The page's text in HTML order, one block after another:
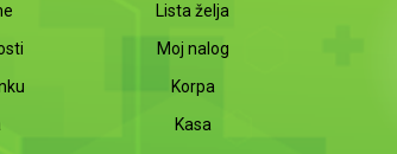
Lista želja
Moj nalog
Korpa
Kasa